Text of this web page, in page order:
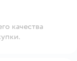
качества